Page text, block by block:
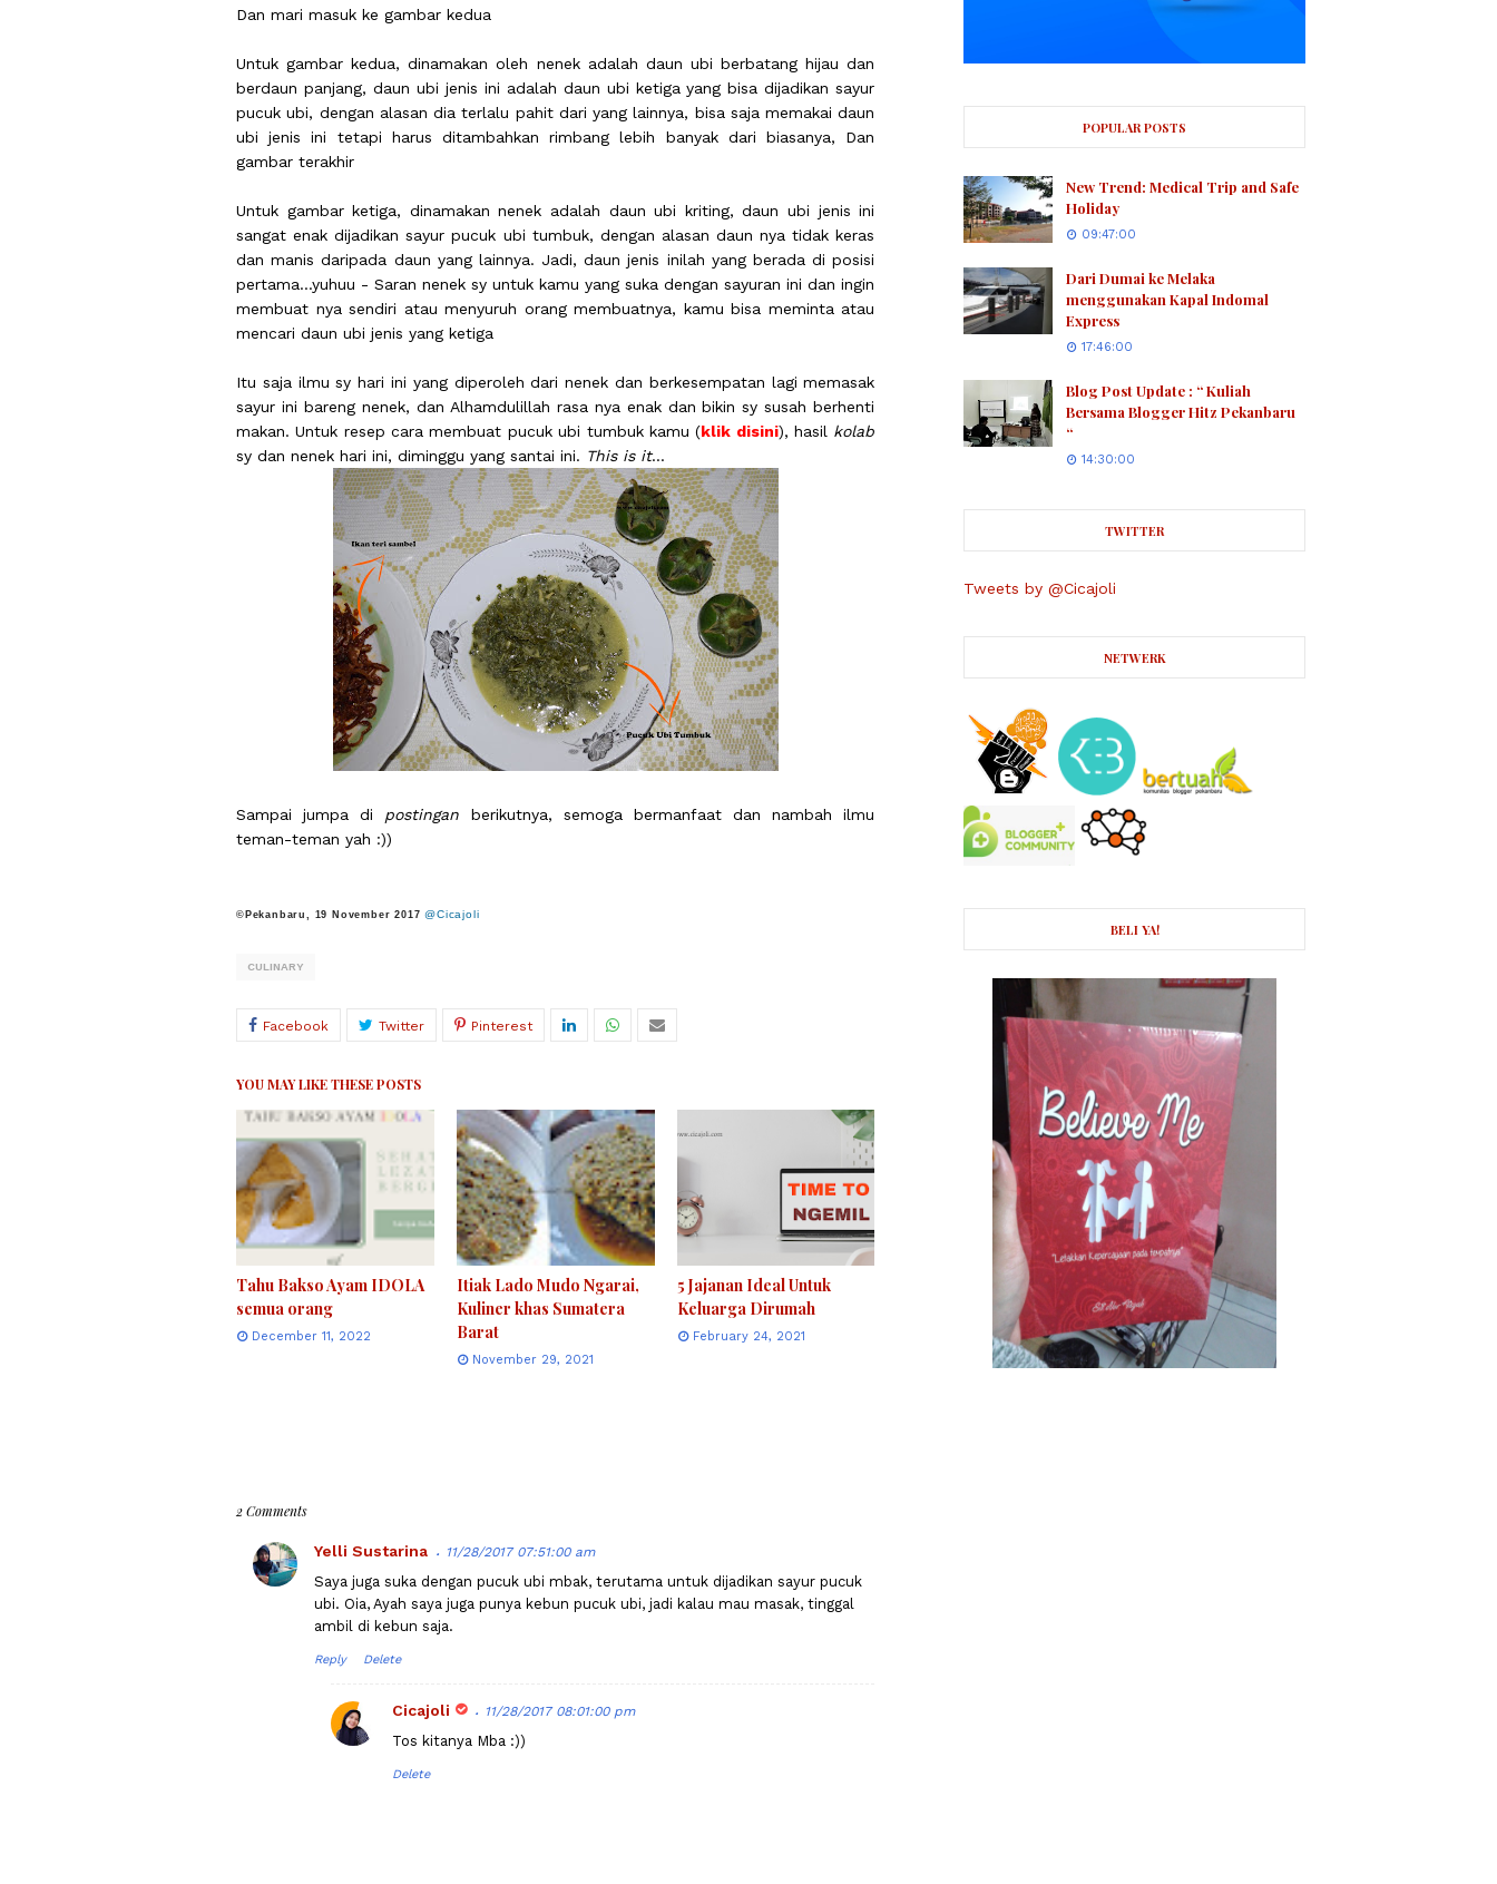
Dan mari masuk ke gambar kedua
Untuk gambar kedua, dinamakan oleh nenek adalah daun ubi berbatang hijau dan
berdaun panjang, daun ubi jenis ini adalah daun ubi ketiga yang bisa dijadikan sayur
pucuk ubi, dengan alasan dia terlalu pahit dari yang lainnya, bisa saja memakai daun
ubi jenis ini tetapi harus ditambahkan rimbang lebih banyak dari biasanya, Dan
gambar terakhir
Untuk gambar ketiga, dinamakan nenek adalah daun ubi kriting, daun ubi jenis ini
sangat enak dijadikan sayur pucuk ubi tumbuk, dengan alasan daun nya tidak keras
dan manis daripada daun yang lainnya. Jadi, daun jenis inilah yang berada di posisi
pertama...yuhuu - Saran nenek sy untuk kamu yang suka dengan sayuran ini dan ingin
membuat nya sendiri atau menyuruh orang membuatnya, kamu bisa meminta atau
mencari daun ubi jenis yang ketiga
Itu saja ilmu sy hari ini yang diperoleh dari nenek dan berkesempatan lagi memasak
sayur ini bareng nenek, dan Alhamdulillah rasa nya enak dan bikin sy susah berhenti
makan. Untuk resep cara membuat pucuk ubi tumbuk kamu (klik disini), hasil kolab
sy dan nenek hari ini, diminggu yang santai ini. This is it...
Sampai jumpa di postingan berikutnya, semoga bermanfaat dan nambah ilmu
teman-teman yah :))
© Pekanbaru, 19 November 2017 @Cicajoli
CULINARY
YOU MAY LIKE THESE POSTS
Tahu Bakso Ayam IDOLA
semua orang
December 11, 2022
Itiak Lado Mudo Ngarai,
Kuliner khas Sumatera
Barat
November 29, 2021
5 Jajanan Ideal Untuk
Keluarga Dirumah
February 24, 2021
2 Comments
Yelli Sustarina 11/28/2017 07:51:00 am
Saya juga suka dengan pucuk ubi mbak, terutama untuk dijadikan sayur pucuk
ubi. Oia, Ayah saya juga punya kebun pucuk ubi, jadi kalau mau masak, tinggal
ambil di kebun saja.
Reply Delete
Cicajoli 11/28/2017 08:01:00 pm
Tos kitanya Mba :))
Delete
POPULAR POSTS
New Trend: Medical Trip and Safe
Holiday
09:47:00
Dari Dumai ke Melaka
menggunakan Kapal Indomal
Express
17:46:00
Blog Post Update : “ Kuliah
Bersama Blogger Hitz Pekanbaru
“
14:30:00
TWITTER
Tweets by @Cicajoli
NETWERK
BELI YA!